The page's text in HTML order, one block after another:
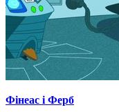
Фінеас і Ферб